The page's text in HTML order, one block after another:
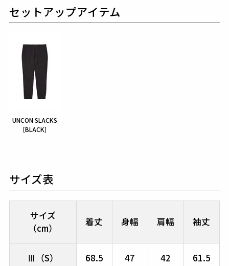
セットアップアイテム
UNCON SLACKS
［BLACK］
サイズ表
サイズ
（cm）
着丈 身幅 肩幅 袖丈
Ⅲ（S） 68.5 47 42 61.5